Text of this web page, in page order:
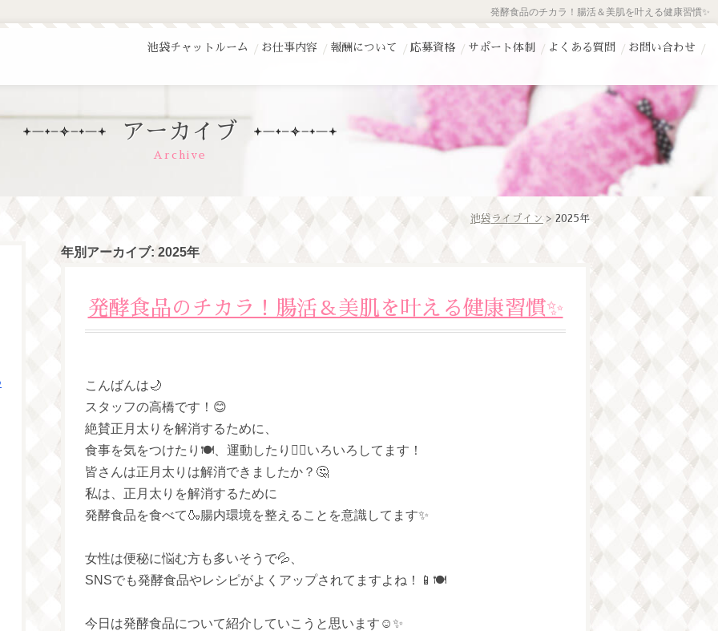
発酵食品のチカラ！腸活＆美肌を叶える健康習慣✨
お問い合わせ
よくある質問
サポート体制
応募資格
報酬について
お仕事内容
池袋チャットルーム
アーカイブ
Archive
池袋ライブイン > 2025年
年別アーカイブ: 2025年
発酵食品のチカラ！腸活＆美肌を叶える健康習慣✨
こんばんは🌙
スタッフの高橋です！😊
絶賛正月太りを解消するために、
食事を気をつけたり🍽️、運動したり🏃‍♀️いろいろしてます！
皆さんは正月太りは解消できましたか？🤔
私は、正月太りを解消するために
発酵食品を食べて🍶腸内環境を整えることを意識してます✨
女性は便秘に悩む方も多いそうで💦、
SNSでも発酵食品やレシピがよくアップされてますよね！📱🍽️
今日は発酵食品について紹介していこうと思います☺️✨